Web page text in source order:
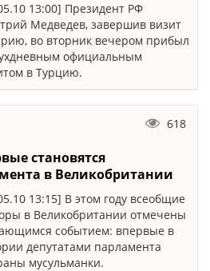
13:00] Президент РФ
Медведев, завершив визит
во вторник вечером прибыл
официальным
в Турцию.
618
становятся
в Великобритании
13:15] В этом году всеобщие
в Великобритании отмечены
событием: впервые в
депутатами парламента
мусульманки.